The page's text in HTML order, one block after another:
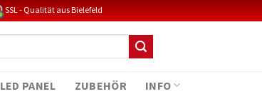
SSL - Qualität aus Bielefeld
LED PANEL ZUBEHÖR INFO